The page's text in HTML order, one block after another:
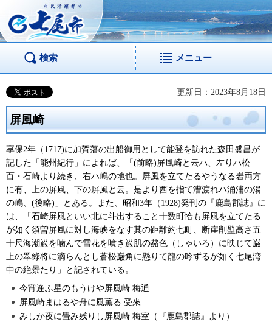
市民活躍都市 七尾
市
検索 メニュー
更新日：2023年8月18日
屏風崎
享保2年（1717)に加賀藩の出船御用として能登を訪れた森田盛昌が
記した「能州紀行」によれば、「(前略)屏風崎と云ハ、左りハ松
百・石崎より続き、右ハ嶋の地也。屏風を立てたるやうなる岩両方
に有、上の屏風、下の屏風と云。是より西を指て漕渡れハ涌浦の湯
の嶋、(後略)」とある。また、昭和3年（1928)発刊の『鹿島郡誌』に
は、「石崎屏風といい北に斗出すること十数町恰も屏風を立てたる
が如く須曽屏風に対し海峡をなす其の距離約七町、断崖削壁高さ五
十尺海潮巌を噛んで雪花を噴き巌肌の赭色（しゃいろ）に映じて巌
上の翠綠将に滴らんとし蒼松巌角に懸りて龍の吟ずるが如く七尾湾
中の絶景たり」と記されている。
今宵逢ふ星のもうけや屏風崎 梅通
屏風崎まはるや舟に風薫る 受來
みしか夜に畳み残りし屏風崎 梅室（『鹿島郡誌』より）